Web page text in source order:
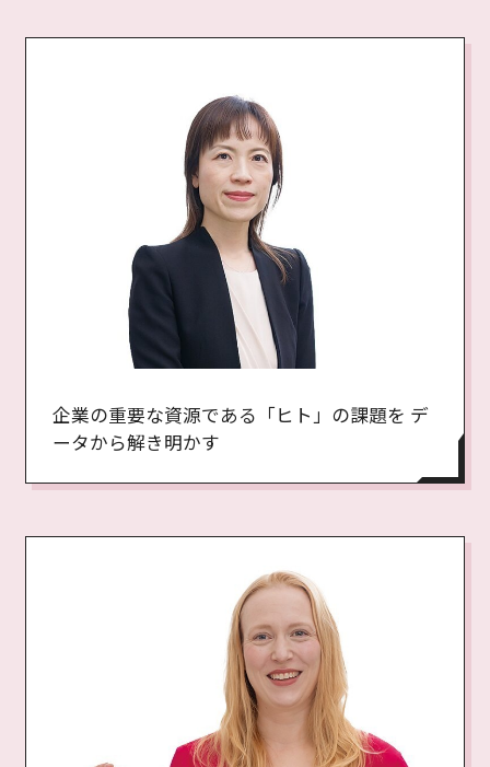
企業の重要な資源である「ヒト」の課題を デ
ータから解き明かす